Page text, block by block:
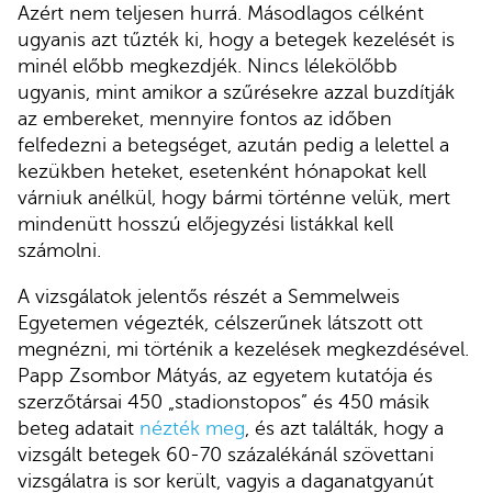
Azért nem teljesen hurrá. Másodlagos célként
ugyanis azt tűzték ki, hogy a betegek kezelését is
minél előbb megkezdjék. Nincs lélekölőbb
ugyanis, mint amikor a szűrésekre azzal buzdítják
az embereket, mennyire fontos az időben
felfedezni a betegséget, azután pedig a lelettel a
kezükben heteket, esetenként hónapokat kell
várniuk anélkül, hogy bármi történne velük, mert
mindenütt hosszú előjegyzési listákkal kell
számolni.
A vizsgálatok jelentős részét a Semmelweis
Egyetemen végezték, célszerűnek látszott ott
megnézni, mi történik a kezelések megkezdésével.
Papp Zsombor Mátyás, az egyetem kutatója és
szerzőtársai 450 „stadionstopos” és 450 másik
beteg adatait nézték meg , és azt találták, hogy a
vizsgált betegek 60-70 százalékánál szövettani
vizsgálatra is sor került, vagyis a daganatgyanút